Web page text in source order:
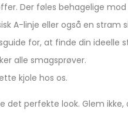
Der føles behagelige mod
A-linje eller også en stram
for, at finde din ideelle
alle smagsprøver.
kjole hos os.
det perfekte look. Glem